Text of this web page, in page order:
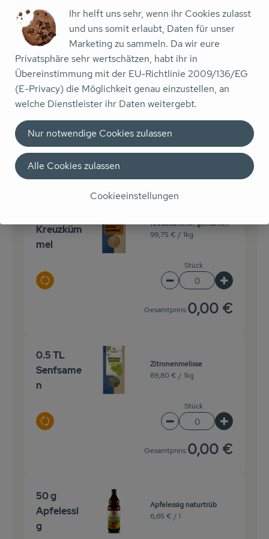
Du hast sicher:
1 EL
Olivenöl
Auswahl ändern
Olivenöl Brat-Olive
19,99 € /l
Artikelanzahl
Kreuzküm
mel
Auswahl ändern
Kreuzkümmel gemahlen
99,75 € / 1kg
Stück
Artikelanzahl
Gesamtpreis:0,00 €
0.5 TL
Senfsame
n
Auswahl ändern
Zitronenmelisse
89,80 € / 1kg
Stück
Artikelanzahl
Gesamtpreis:0,00 €
50 g
Apfelessi
g
Apfelessig naturtrüb
6,65 € / l
Ihr helft uns sehr, wenn ihr Cookies zulasst
und uns somit erlaubt, Daten für unser
Marketing zu sammeln. Da wir eure
Privatsphäre sehr wertschätzen, habt ihr in
Übereinstimmung mit der EU-Richtlinie 2009/136/EG
(E-Privacy) die Möglichkeit genau einzustellen, an
welche Dienstleister ihr Daten weitergebt.
Cookieeinstellungen
Nur notwendige Cookies zulassen
Alle Cookies zulassen